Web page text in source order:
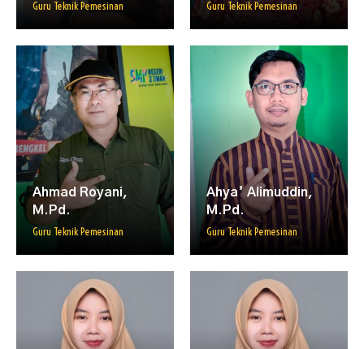
ISP KAWANDA
Guru Teknik Pemesinan
Guru Teknik Pemesinan
Ahmad Royani,
M.Pd.
Guru Teknik Pemesinan
Ahya’ Alimuddin,
M.Pd.
Guru Teknik Pemesinan